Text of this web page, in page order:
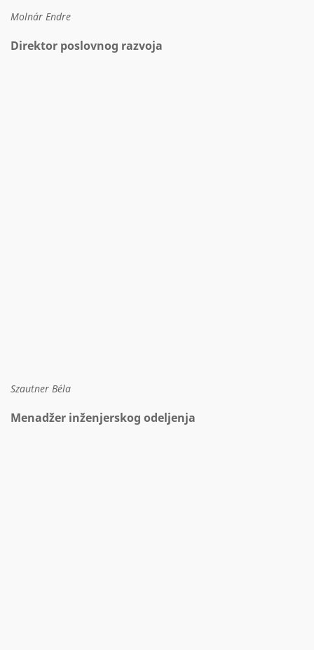
Molnár Endre
Direktor poslovnog razvoja
Szautner Béla
Menadžer inženjerskog odeljenja